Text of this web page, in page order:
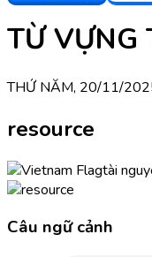
TỪ VỰNG
THỨ NĂM, 20/11/
resource
tài
Câu ngữ cảnh